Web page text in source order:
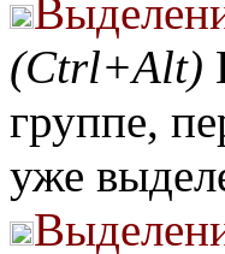
(Ctrl+Alt)
группе,
уже